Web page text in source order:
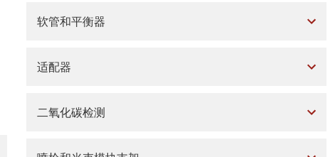
软管和平衡器
适配器
二氧化碳检测